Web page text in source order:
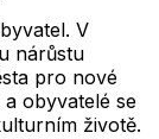
V
nárůstu
pro nové
obyvatelé se
životě.